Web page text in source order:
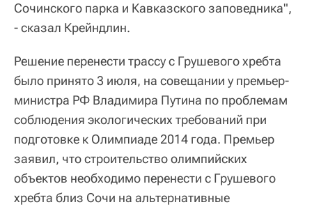
Сочинского парка и Кавказского заповедника",
- сказал Крейндлин.
Решение перенести трассу с Грушевого хребта
было принято 3 июля, на совещании у премьер-
министра РФ Владимира Путина по проблемам
соблюдения экологических требований при
подготовке к Олимпиаде 2014 года. Премьер
заявил, что строительство олимпийских
объектов необходимо перенести с Грушевого
хребта близ Сочи на альтернативные